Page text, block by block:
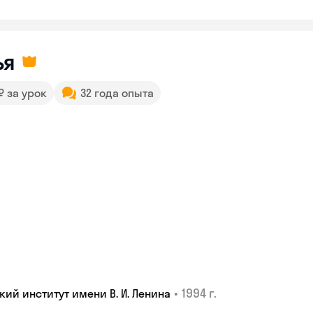
за урок 32 года опыта
институт имени В. И. Ленина • 1994 г.